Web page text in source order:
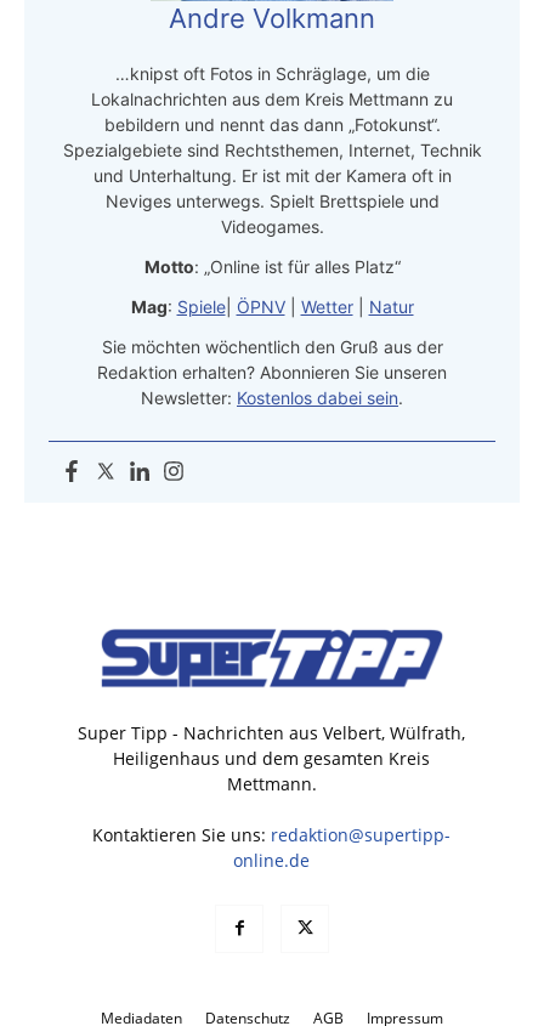
Andre Volkmann
…knipst oft Fotos in Schräglage, um die
Lokalnachrichten aus dem Kreis Mettmann zu
bebildern und nennt das dann „Fotokunst“.
Spezialgebiete sind Rechtsthemen, Internet, Technik
und Unterhaltung. Er ist mit der Kamera oft in
Neviges unterwegs. Spielt Brettspiele und
Videogames.
Motto: „Online ist für alles Platz“
Mag: Spiele| ÖPNV| Wetter| Natur
Sie möchten wöchentlich den Gruß aus der
Redaktion erhalten? Abonnieren Sie unseren
Newsletter: Kostenlos dabei sein.
Super Tipp - Nachrichten aus Velbert, Wülfrath,
Heiligenhaus und dem gesamten Kreis
Mettmann.
Kontaktieren Sie uns: redaktion@supertipp-
online.de
Mediadaten Datenschutz AGB Impressum